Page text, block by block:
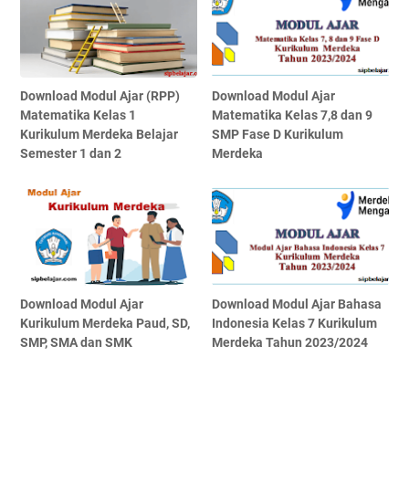
Download Modul Ajar (RPP)
Matematika Kelas 1
Kurikulum Merdeka Belajar
Semester 1 dan 2
Download Modul Ajar
Matematika Kelas 7,8 dan 9
SMP Fase D Kurikulum
Merdeka
Download Modul Ajar
Kurikulum Merdeka Paud, SD,
SMP, SMA dan SMK
Download Modul Ajar Bahasa
Indonesia Kelas 7 Kurikulum
Merdeka Tahun 2023/2024